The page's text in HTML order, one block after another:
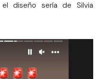
diseño sería de Silvia